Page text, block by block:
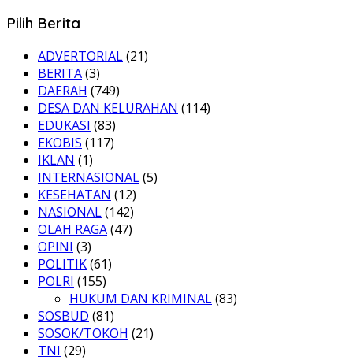
Pilih Berita
ADVERTORIAL(21)
BERITA(3)
DAERAH (749)
DESA DAN KELURAHAN (114)
EDUKASI (83)
EKOBIS (117)
IKLAN (1)
INTERNASIONAL(5)
KESEHATAN (12)
NASIONAL(142)
OLAH RAGA(47)
OPINI (3)
POLITIK(61)
POLRI (155)
HUKUM DAN KRIMINAL(83)
SOSBUD (81)
SOSOK/TOKOH (21)
TNI (29)